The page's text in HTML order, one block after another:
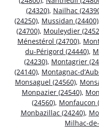
(24320), Nailhac
(24250), Mussidan (24400)
(24700), Mouleydier
Ménestérol (24700),
du-Périgord (24440),
(24230), Montagrier
(24140), Montagnac-
Monsaguel (24560),
Monpazier (24540),
(24560), Monfaucon
Monbazillac (24240),
Milhac-